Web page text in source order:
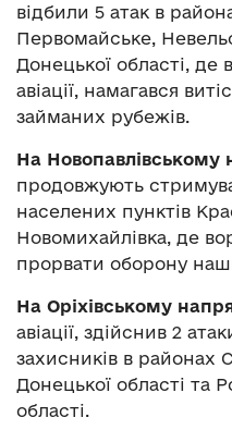
відбили 5 атак в
Первомайське,
Донецької області, де
авіації, намагався
займаних рубежів.
На Новопавлівському
продовжують
населених пунктів
Новомихайлівка, де
прорвати оборону
На Оріхівському
авіації, здійснив 2
захисників в районах
Донецької області та
області.